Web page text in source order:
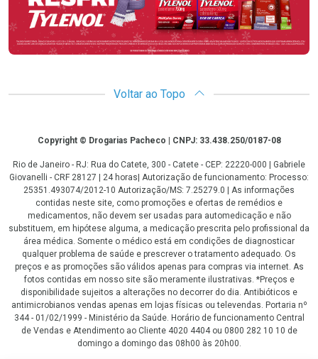
Voltar ao Topo
CopyrightCopyright © Drogarias Pacheco | CNPJ: 33.438.250/0187-08
Rio de Janeiro - RJ: Rua do Catete, 300 - Catete - CEP: 22220-000 | Gabriele
Giovanelli - CRF 28127 | 24 horas| Autorização de funcionamento: Processo:
25351.493074/2012-10 Autorização/MS: 7.25279.0 | As informações
contidas neste site, como promoções e ofertas de remédios e
medicamentos, não devem ser usadas para automedicação e não
substituem, em hipótese alguma, a medicação prescrita pelo profissional da
área médica. Somente o médico está em condições de diagnosticar
qualquer problema de saúde e prescrever o tratamento adequado. Os
preços e as promoções são válidos apenas para compras via internet. As
fotos contidas em nosso site são meramente ilustrativas. *Preços e
disponibilidade sujeitos a alterações no decorrer do dia. Antibióticos e
antimicrobianos vendas apenas em lojas físicas ou televendas. Portaria nº
344 - 01/02/1999 - Ministério da Saúde. Horário de funcionamento Central
de Vendas e Atendimento ao Cliente 4020 4404 ou 0800 282 10 10 de
domingo a domingo das 08h00 às 20h00.